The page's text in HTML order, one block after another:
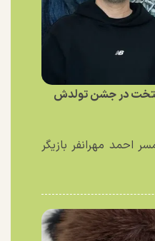
در جشن تولدش
احمد مهرانفر بازیگر